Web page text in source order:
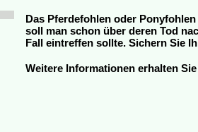
Das Pferdefohlen oder
soll man schon über deren Tod
Fall eintreffen sollte. Sichern Sie
Weitere Informationen erhalten